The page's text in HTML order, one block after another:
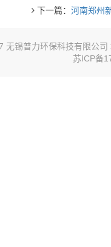
下一篇：河南郑州
无锡普力环保科技有限公
苏ICP备